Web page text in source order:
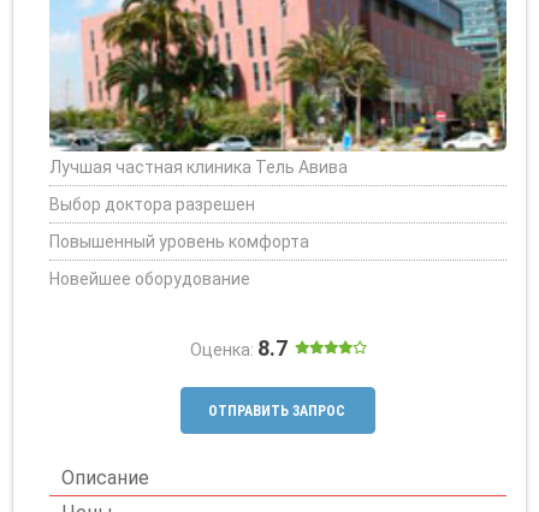
Лучшая частная клиника Тель Авива
Выбор доктора разрешен
Повышенный уровень комфорта
Новейшее оборудование
Оценка: 8.7
ОТПРАВИТЬ ЗАПРОС
Описание